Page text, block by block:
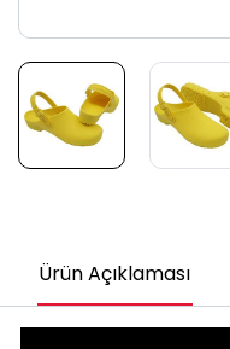
Ürün Açıklaması